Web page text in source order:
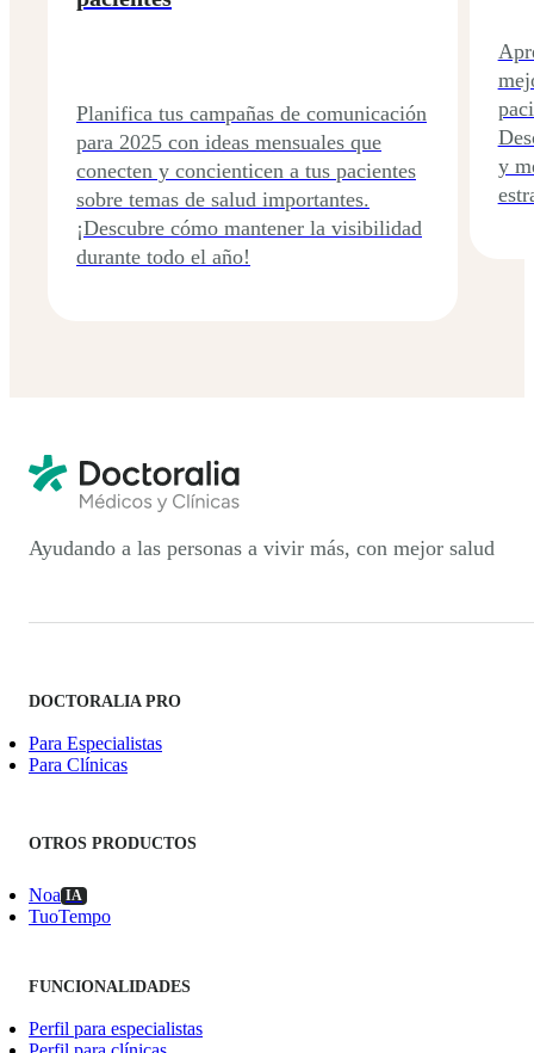
Planifica tus campañas de comunicación
para 2025 con ideas mensuales que
conecten y concienticen a tus pacientes
sobre temas de salud importantes.
¡Descubre cómo mantener la visibilidad
durante todo el año!
y
Ayudando a las personas a vivir más, con mejor salud
DOCTORALIA PRO
Para Especialistas
Para Clínicas
OTROS PRODUCTOS
Noa IA
TuoTempo
FUNCIONALIDADES
Perfil para especialistas